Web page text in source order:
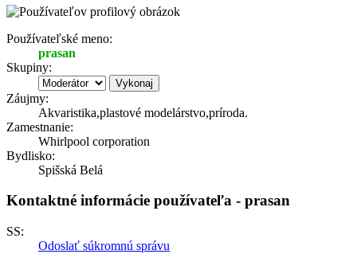
Používateľské meno:
prasan
Skupiny:
Záujmy:
Akvaristika,plastové modelárstvo,príroda.
Zamestnanie:
Whirlpool corporation
Bydlisko:
Spišská Belá
Kontaktné informácie používateľa - prasan
SS:
Odoslať súkromnú správu